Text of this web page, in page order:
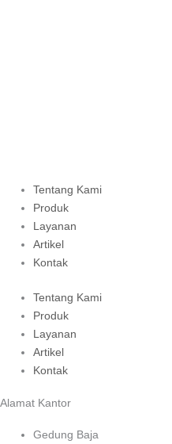
Tentang Kami
Produk
Layanan
Artikel
Kontak
Tentang Kami
Produk
Layanan
Artikel
Kontak
Alamat Kantor
Gedung Baja